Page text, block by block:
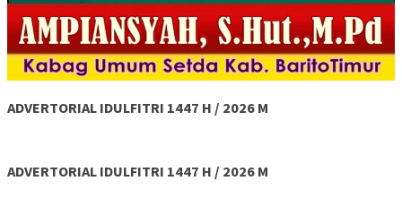
ADVERTORIAL IDULFITRI 1447 H / 2026 M
ADVERTORIAL IDULFITRI 1447 H / 2026 M